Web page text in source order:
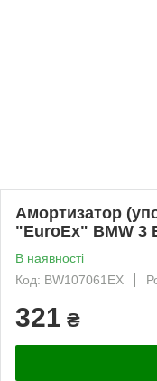
Амортизатор
"EuroEx" BMW 3
В наявності
Код: BW107061EX
321 ₴